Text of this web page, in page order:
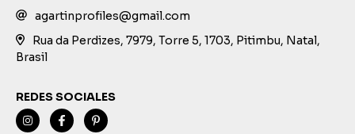
agartinprofiles@gmail.com
Rua da Perdizes, 7979, Torre 5, 1703, Pitimbu, Natal,
Brasil
REDES SOCIALES